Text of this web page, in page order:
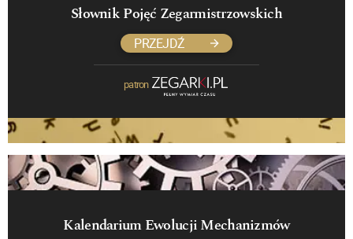
Słownik Pojęć Zegarmistrzowskich
PRZEJDŹ
patron
Kalendarium Ewolucji Mechanizmów